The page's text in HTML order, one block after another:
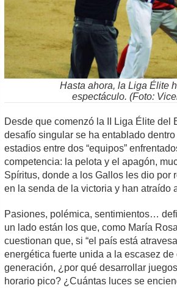
Hasta ahora, la Liga Élite
espectáculo. (Foto:
Desde que comenzó la II Liga Élite del
desafío singular se ha entablado
estadios entre dos “equipos”
competencia: la pelota y el apagón,
Spíritus, donde a los Gallos les dio por
en la senda de la victoria y han atraído
Pasiones, polémica, sentimientos…
un lado están los que, como María
cuestionan que, si “el país está
energética fuerte unida a la escasez
generación, ¿por qué desarrollar
horario pico? ¿Cuántas luces se